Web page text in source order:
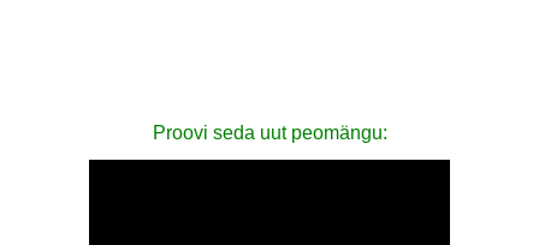
Proovi seda uut peomängu: